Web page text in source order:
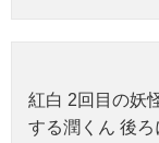
紅白 2回目の妖
する潤くん 後